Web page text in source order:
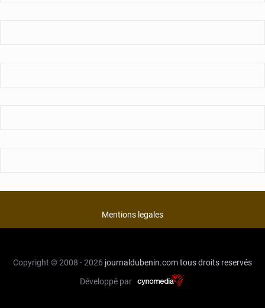
Mentions legales
Copyright © 2008 - 2026 journaldubenin.comtous droits reservés
Développé par